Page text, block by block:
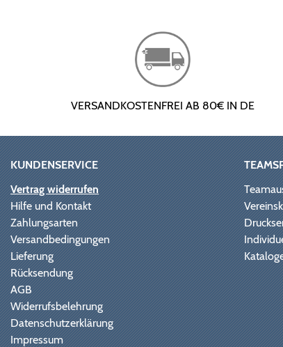
VERSANDKOSTENFREI AB 80€ IN DE
KUNDENSERVICE
Vertrag widerrufen
Hilfe und Kontakt
Zahlungsarten
Versandbedingungen
Lieferung
Rücksendung
AGB
Widerrufsbelehrung
Datenschutzerklärung
Impressum